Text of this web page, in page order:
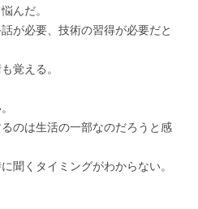
んだ。
が必要、技術の習得が必要だと
覚える。
のは生活の一部なのだろうと感
聞くタイミングがわからない。